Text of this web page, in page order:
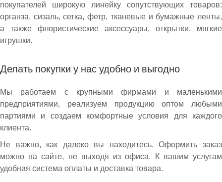
покупателей широкую линейку сопутствующих товаров:
органза, сизаль, сетка, фетр, тканевые и бумажные ленты,
а также флористические аксессуары, открытки, мягкие
игрушки.
Делать покупки у нас удобно и выгодно
Мы работаем с крупными фирмами и маленькими
предприятиями, реализуем продукцию оптом любыми
партиями и создаем комфортные условия для каждого
клиента.
Не важно, как далеко вы находитесь. Оформить заказ
можно на сайте, не выходя из офиса. К вашим услугам
удобная система оплаты и доставка товара.